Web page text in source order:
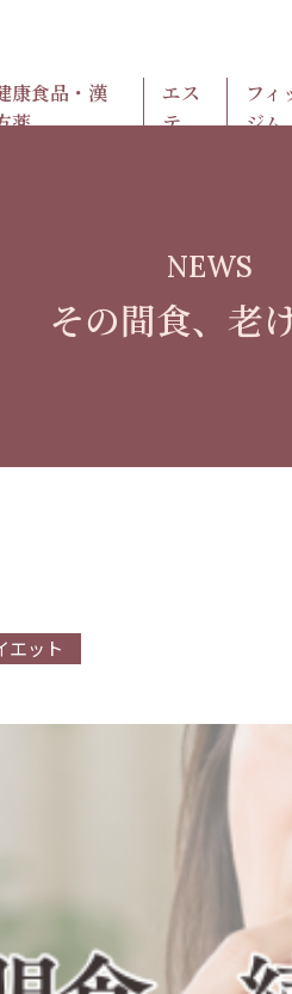
康食品・漢
薬
エス
テ
フィ
ジム
NEWS
その間食、老
エット